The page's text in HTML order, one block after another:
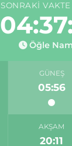
SONRAKI
Öğle
GÜNEŞ
05:56
AKŞAM
20:11